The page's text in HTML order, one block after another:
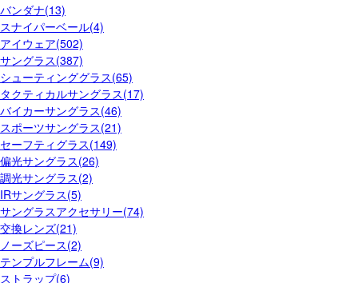
バンダナ(13)
スナイパーベール(4)
アイウェア(502)
サングラス(387)
シューティンググラス(65)
タクティカルサングラス(17)
バイカーサングラス(46)
スポーツサングラス(21)
セーフティグラス(149)
偏光サングラス(26)
調光サングラス(2)
IRサングラス(5)
サングラスアクセサリー(74)
交換レンズ(21)
ノーズピース(2)
テンプルフレーム(9)
ストラップ(6)